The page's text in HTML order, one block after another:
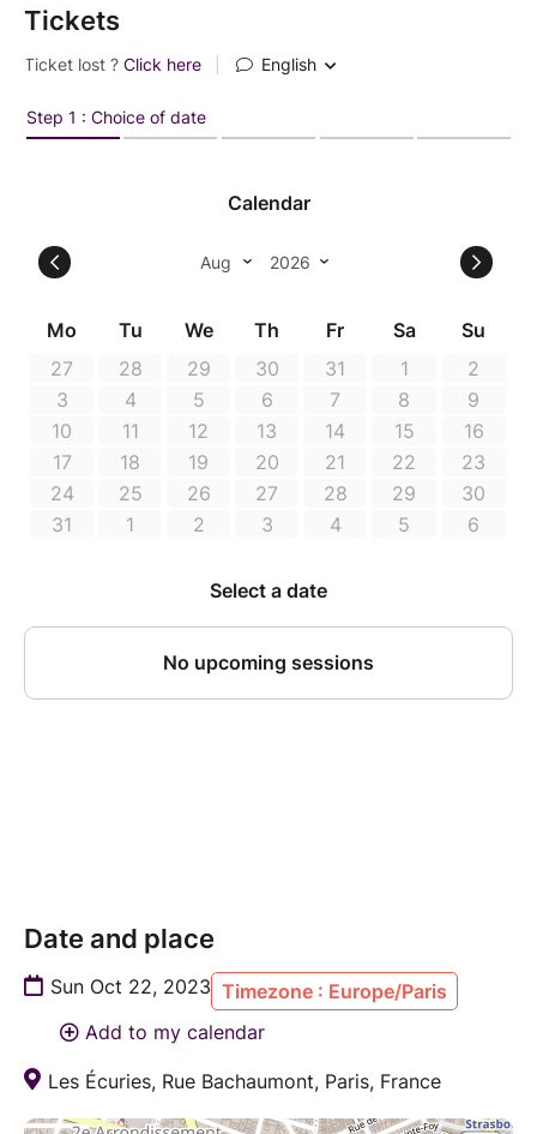
Tickets
Date and place
Sun Oct 22, 2023 Timezone : Europe/Paris
Add to my calendar
Les Écuries, Rue Bachaumont, Paris, France